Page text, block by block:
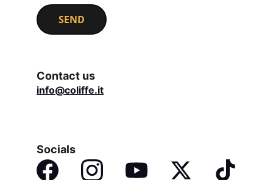
Contact us
SEND
info@coliffe.it
Socials